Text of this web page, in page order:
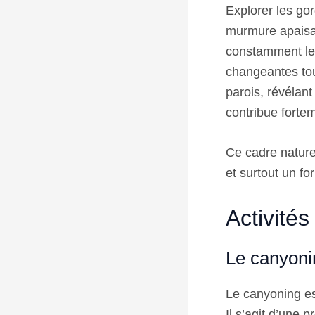
Explorer les
murmure
constamment
changeantes
parois,
contribue
Ce cadre
et surtout un
Le
Le canyoning